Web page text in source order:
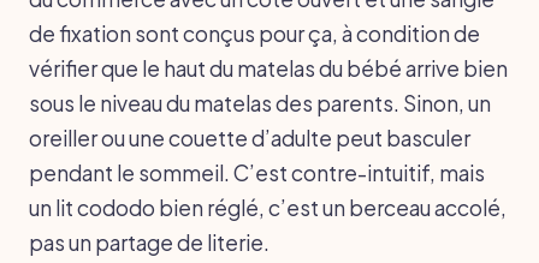
de fixation sont conçus pour ça, à condition de
vérifier que le haut du matelas du bébé arrive bien
sous le niveau du matelas des parents. Sinon, un
oreiller ou une couette d’adulte peut basculer
pendant le sommeil. C’est contre-intuitif, mais
un lit cododo bien réglé, c’est un berceau accolé,
pas un partage de literie.